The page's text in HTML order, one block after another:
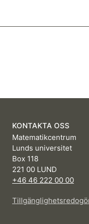
KONTAKTA OSS
Matematikcentrum
Lunds universitet
Box 118
221 00 LUND
+46 46 222 00 00